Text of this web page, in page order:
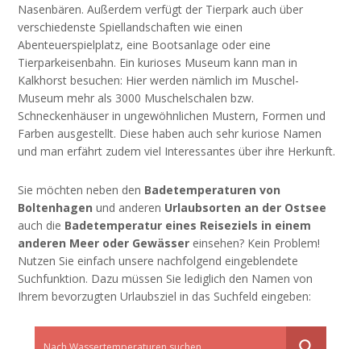
Nasenbären. Außerdem verfügt der Tierpark auch über
verschiedenste Spiellandschaften wie einen
Abenteuerspielplatz, eine Bootsanlage oder eine
Tierparkeisenbahn. Ein kurioses Museum kann man in
Kalkhorst besuchen: Hier werden nämlich im Muschel-
Museum mehr als 3000 Muschelschalen bzw.
Schneckenhäuser in ungewöhnlichen Mustern, Formen und
Farben ausgestellt. Diese haben auch sehr kuriose Namen
und man erfährt zudem viel Interessantes über ihre Herkunft.
Sie möchten neben den Badetemperaturen von
Boltenhagen und anderen Urlaubsorten an der Ostsee
auch die Badetemperatur eines Reiseziels in einem
anderen Meer oder Gewässer einsehen? Kein Problem!
Nutzen Sie einfach unsere nachfolgend eingeblendete
Suchfunktion. Dazu müssen Sie lediglich den Namen von
Ihrem bevorzugten Urlaubsziel in das Suchfeld eingeben: